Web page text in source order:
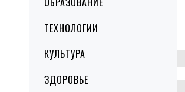
ТЕХНОЛОГИИ
КУЛЬТУРА
ЗДОРОВЬЕ